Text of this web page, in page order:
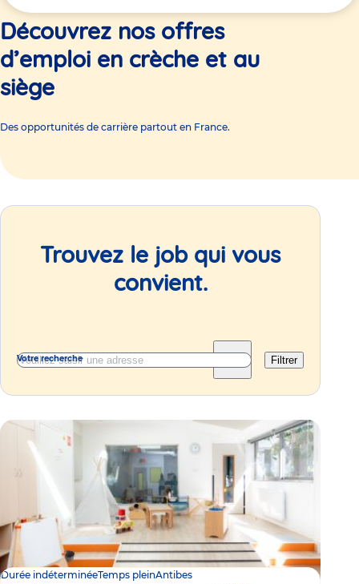
ici
Découvrez nos offres
d’emploi en crèche et au
siège
Des opportunités de carrière partout en France.
Trouvez le job qui vous
convient.
Votre recherche Filtrer
Durée indéterminéeTemps pleinAntibes